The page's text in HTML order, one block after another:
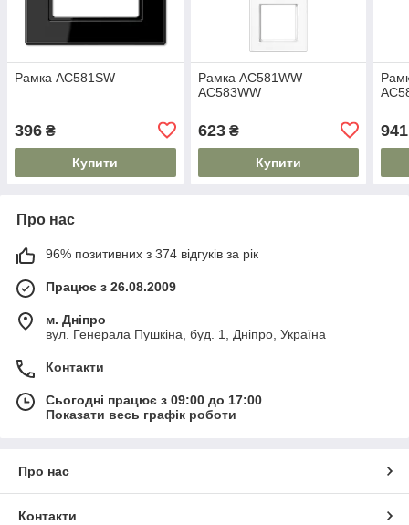
Рамка AC581SW
396 ₴
Купити
Рамка AC581WW
AC583WW
623₴
Купити
941
Про нас
96% позитивних з 374 відгуків за рік
Працює з 26.08.2009
м. Дніпро
вул. Генерала Пушкіна, буд. 1, Дніпро, Україна
Контакти
Сьогодні працює з 09:00 до 17:00
Показати весь графік роботи
Про нас
Контакти